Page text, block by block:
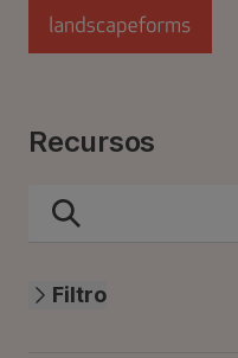
Saltar al contenido principal
Recursos
Filtro